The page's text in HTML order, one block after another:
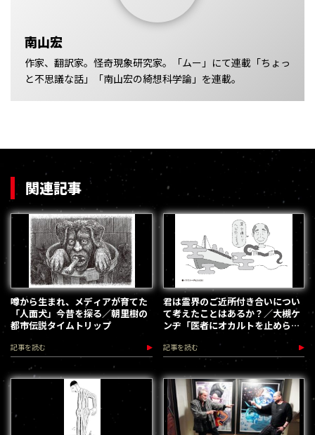
南山宏
作家、翻訳家。怪奇現象研究家。「ムー」にて連載「ちょっ
と不思議な話」「南山宏の綺想科学論」を連載。
関連記事
噂から生まれ、メディアが育てた
「人面犬」今昔を探る／朝里樹の
都市伝説タイムトリップ
記事を読む
君は霊界のご近所付き合いについ
て考えたことはあるか？／大槻ケ
ンヂ「医者にオカルトを止められ
た男」新5回(第25回)
記事を読む